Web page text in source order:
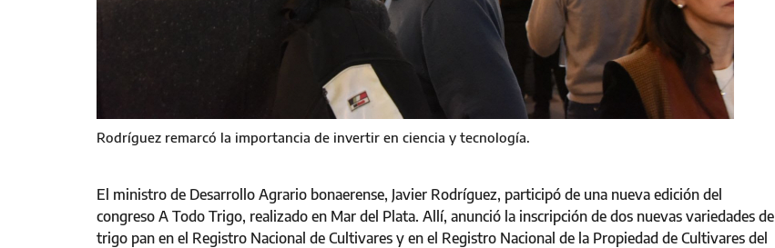
Rodríguez remarcó la importancia de invertir en ciencia y tecnología.
El ministro de Desarrollo Agrario bonaerense, Javier Rodríguez, participó de una nueva edición del
congreso A Todo Trigo, realizado en Mar del Plata. Allí, anunció la inscripción de dos nuevas variedades de
trigo pan en el Registro Nacional de Cultivares y en el Registro Nacional de la Propiedad de Cultivares del